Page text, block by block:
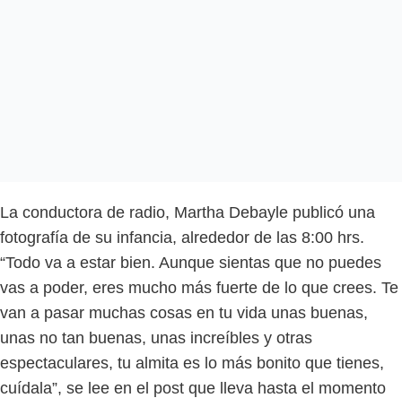
La conductora de radio, Martha Debayle publicó una
fotografía de su infancia, alrededor de las 8:00 hrs.
“Todo va a estar bien. Aunque sientas que no puedes
vas a poder, eres mucho más fuerte de lo que crees. Te
van a pasar muchas cosas en tu vida unas buenas,
unas no tan buenas, unas increíbles y otras
espectaculares, tu almita es lo más bonito que tienes,
cuídala”, se lee en el post que lleva hasta el momento